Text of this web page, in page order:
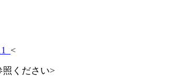
<
照ください>